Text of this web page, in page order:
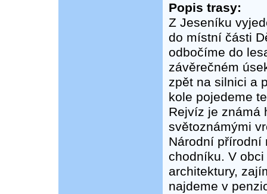
Popis trasy:
Z Jeseníku
do místní části
odbočíme do
závěrečném
zpět na silnici a
kole pojedeme
Rejvíz je známá
světoznámými
Národní přírodní
chodníku. V
architektury,
najdeme v